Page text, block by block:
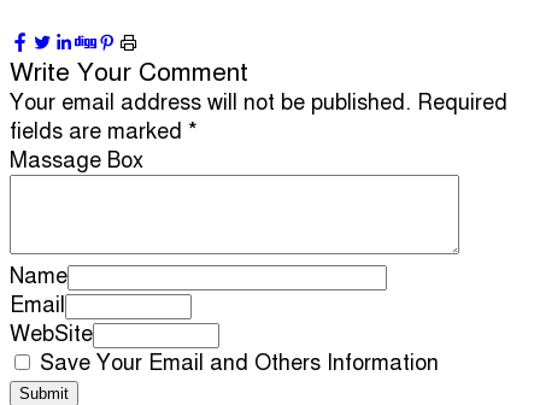
Write Your Comment
Your email address will not be published. Required
fields are marked *
Massage Box
Name
Email
WebSite
Save Your Email and Others Information